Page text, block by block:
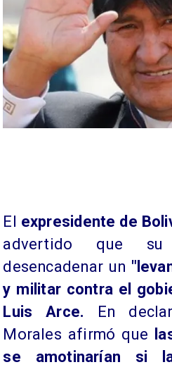
​El expresidente de
advertido que su
desencadenar un
y militar contra el
Luis Arce. En
Morales afirmó que
se amotinarían si